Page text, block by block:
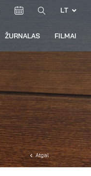
LT
ŽURNALAS FILMAI
Atgal